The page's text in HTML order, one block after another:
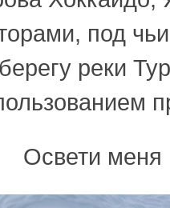
под
реки
Освети меня